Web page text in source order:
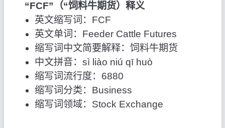
“FCF”（“饲料牛期货）释义
英文缩写词：FCF
英文单词：Feeder Cattle Futures
缩写词中文简要解释：饲料牛期货
中文拼音：sì liào niú qī huò
缩写词流行度：6880
缩写词分类：Business
缩写词领域：Stock Exchange